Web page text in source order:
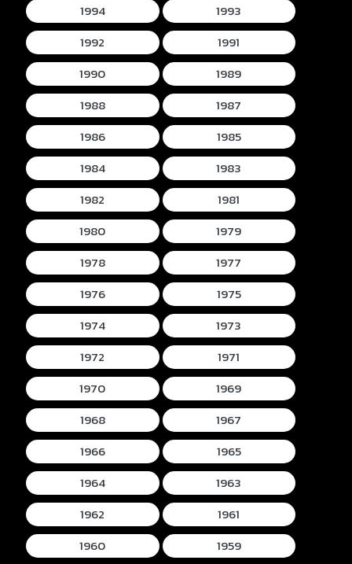
1994
1993
1992
1991
1990
1989
1988
1987
1986
1985
1984
1983
1982
1981
1980
1979
1978
1977
1976
1975
1974
1973
1972
1971
1970
1969
1968
1967
1966
1965
1964
1963
1962
1961
1960
1959